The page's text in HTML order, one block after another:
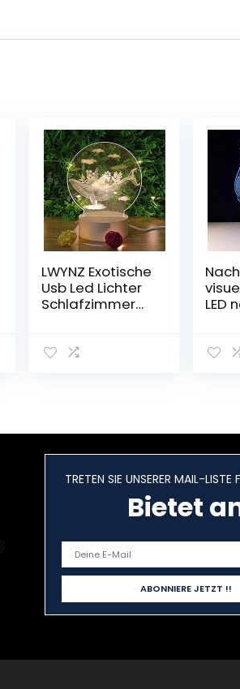
LWYNZ Exotische
Usb Led Lichter
Schlafzimmer
Dekoration
Licht Geschenk
Lichter
LED
TRETEN SIE UNSERER MAIL-LISTE
Bietet